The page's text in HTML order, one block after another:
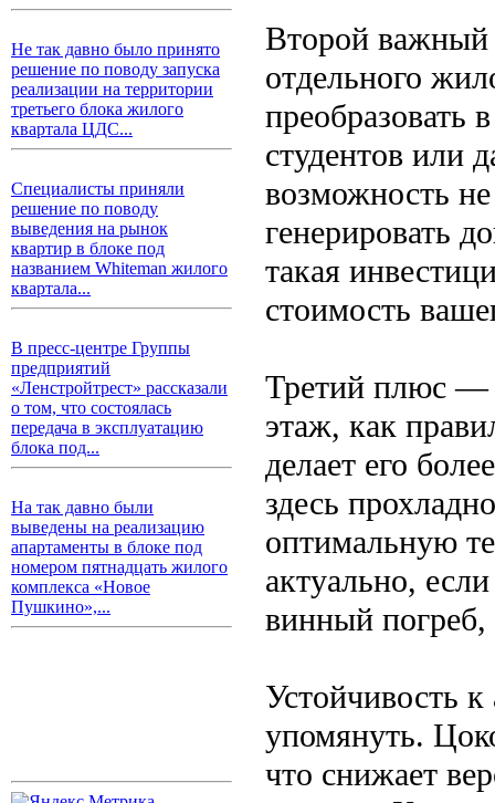
Не так давно было принято
решение по поводу запуска
реализации на территории
третьего блока жилого
квартала ЦДС...
Специалисты приняли
решение по поводу
выведения на рынок
квартир в блоке под
названием Whiteman жилого
квартала...
В пресс-центре Группы
предприятий
«Ленстройтрест» рассказали
о том, что состоялась
передача в эксплуатацию
блока под...
На так давно были
выведены на реализацию
апартаменты в блоке под
номером пятнадцать жилого
комплекса «Новое
Пушкино»,...
Второй важный
отдельного
преобразовать
студентов или
возможность
генерировать
такая
стоимость
Третий плюс —
этаж, как
делает его
здесь
оптимальную
актуально,
винный погреб,
Устойчивость
упомянуть.
что снижает